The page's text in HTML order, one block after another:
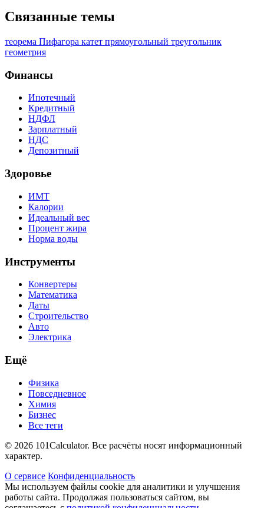
Связанные темы
теорема Пифагора катет прямоугольный треугольник
геометрия
Финансы
Ипотечный
Кредитный
НДФЛ
Зарплатный
НДС
Депозитный
Здоровье
ИМТ
Калории
Идеальный вес
Процент жира
Норма воды
Инструменты
Конвертеры
Математика
Даты
Строительство
Авто
Электрика
Ещё
Физика
Повседневное
Химия
Бизнес
Все теги
© 2026 101Calculator. Все расчёты носят информационный
характер.
О сервисе Конфиденциальность
Мы используем файлы cookie для аналитики и улучшения
работы сайта. Продолжая пользоваться сайтом, вы